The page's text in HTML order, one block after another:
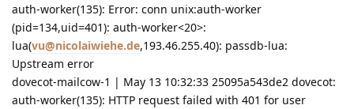
auth-worker(135): Error: conn unix:auth-worker
(pid=134,uid=401): auth-worker<20>:
lua(vu@nicolaiwiehe.de,193.46.255.40): passdb-lua:
Upstream error
dovecot-mailcow-1 | May 13 10:32:33 25095a543de2 dovecot:
auth-worker(135): HTTP request failed with 401 for user